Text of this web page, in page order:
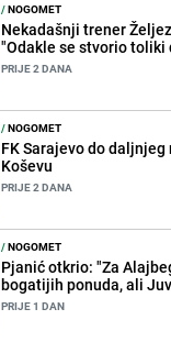
/NOGOMET
Nekadašnji trener
"Odakle se stvorio toliki
PRIJE 2 DANA
/NOGOMET
FK Sarajevo do
Koševu
PRIJE 2 DANA
/NOGOMET
Pjanić otkrio: "Za
bogatijih ponuda, ali
PRIJE 1 DAN